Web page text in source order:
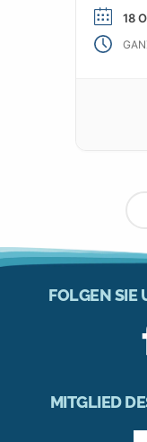
der
Ihren
18
FOLGEN SIE
MITGLIED